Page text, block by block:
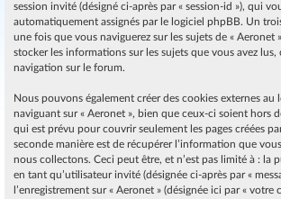
session invité (désigné ci-après par « session-id »), qui
automatiquement assignés par le logiciel phpBB. Un
une fois que vous naviguerez sur les sujets de « Aeronet
stocker les informations sur les sujets que vous avez
navigation sur le forum.
Nous pouvons également créer des cookies externes
naviguant sur « Aeronet », bien que ceux-ci soient hors
qui est prévu pour couvrir seulement les pages créées
seconde manière est de récupérer l’information que
nous collectons. Ceci peut être, et n’est pas limité à : la
en tant qu’utilisateur invité (désignée ci-après par «
l’enregistrement sur « Aeronet » (désignée ici par « votre